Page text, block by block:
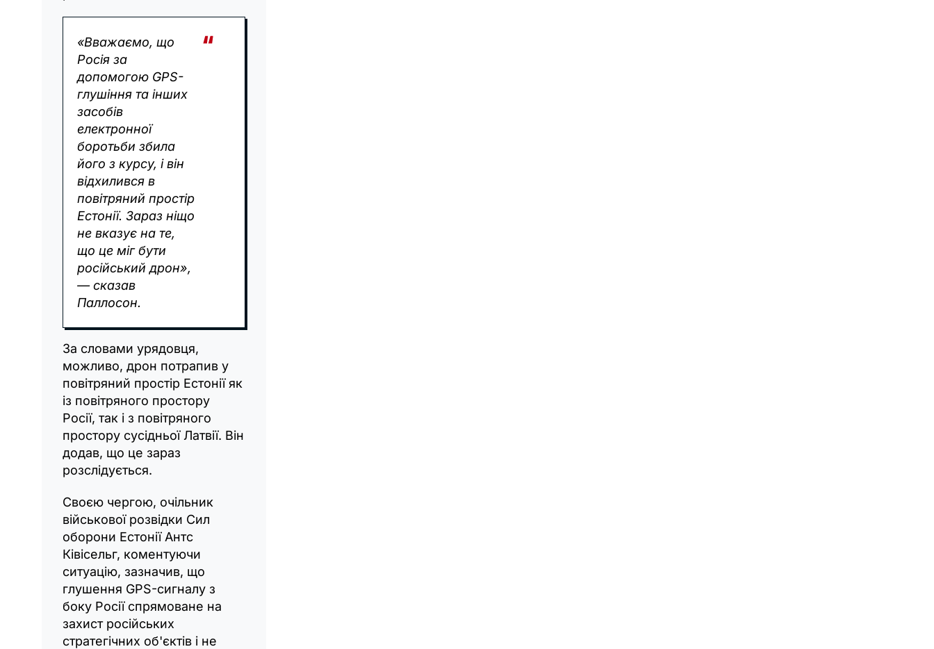
«Вважаємо, що
Росія за
допомогою GPS-
глушіння та інших
засобів
електронної
боротьби збила
його з курсу, і він
відхилився в
повітряний простір
Естонії. Зараз ніщо
не вказує на те,
що це міг бути
російський дрон»,
— сказав
Паллосон.
За словами урядовця,
можливо, дрон потрапив у
повітряний простір Естонії як
із повітряного простору
Росії, так і з повітряного
простору сусідньої Латвії. Він
додав, що це зараз
розслідується.
Своєю чергою, очільник
військової розвідки Сил
оборони Естонії Антс
Ківісельг, коментуючи
ситуацію, зазначив, що
глушення GPS-сигналу з
боку Росії спрямоване на
захист російських
стратегічних об'єктів і не